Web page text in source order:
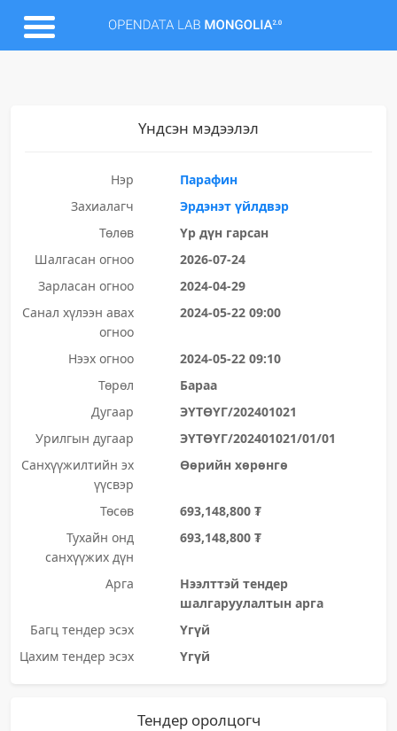
Үндсэн мэдээлэл
Нэр
Парафин
Захиалагч
Эрдэнэт үйлдвэр
Төлөв
Үр дүн гарсан
Шалгасан огноо
2026-07-24
Зарласан огноо
2024-04-29
Санал хүлээн авах
огноо
2024-05-22 09:00
Нээх огноо
2024-05-22 09:10
Төрөл
Бараа
Дугаар
ЭҮТӨҮГ/202401021
Урилгын дугаар
ЭҮТӨҮГ/202401021/01/01
Санхүүжилтийн эх
үүсвэр
Өөрийн хөрөнгө
Төсөв
693,148,800 ₮
Тухайн онд
санхүүжих дүн
693,148,800 ₮
Арга
Нээлттэй тендер
шалгаруулалтын арга
Багц тендер эсэх
Үгүй
Цахим тендер эсэх
Үгүй
Тендер оролцогч